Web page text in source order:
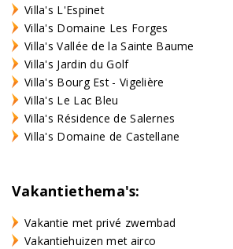
Villa's L'Espinet
Villa's Domaine Les Forges
Villa's Vallée de la Sainte Baume
Villa's Jardin du Golf
Villa's Bourg Est - Vigelière
Villa's Le Lac Bleu
Villa's Résidence de Salernes
Villa's Domaine de Castellane
Vakantiethema's:
Vakantie met privé zwembad
Vakantiehuizen met airco